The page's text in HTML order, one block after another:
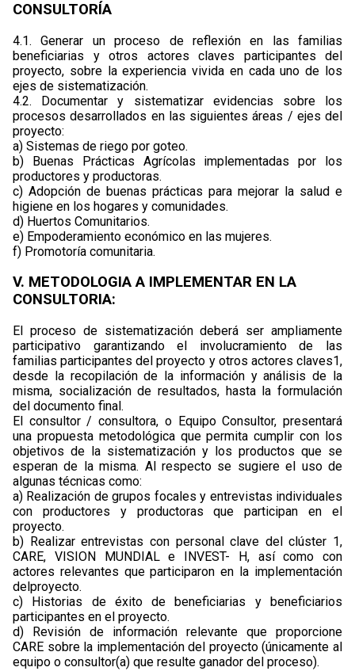
CONSULTORÍA
4.1. Generar un proceso de reflexión en las familias
beneficiarias y otros actores claves participantes del
proyecto, sobre la experiencia vivida en cada uno de los
ejes de sistematización.
4.2. Documentar y sistematizar evidencias sobre los
procesos desarrollados en las siguientes áreas / ejes del
proyecto:
a) Sistemas de riego por goteo.
b) Buenas Prácticas Agrícolas implementadas por los
productores y productoras.
c) Adopción de buenas prácticas para mejorar la salud e
higiene en los hogares y comunidades.
d) Huertos Comunitarios.
e) Empoderamiento económico en las mujeres.
f) Promotoría comunitaria.
V. METODOLOGIA A IMPLEMENTAR EN LA
CONSULTORIA:
El proceso de sistematización deberá ser ampliamente
participativo garantizando el involucramiento de las
familias participantes del proyecto y otros actores claves1,
desde la recopilación de la información y análisis de la
misma, socialización de resultados, hasta la formulación
del documento final.
El consultor / consultora, o Equipo Consultor, presentará
una propuesta metodológica que permita cumplir con los
objetivos de la sistematización y los productos que se
esperan de la misma. Al respecto se sugiere el uso de
algunas técnicas como:
a) Realización de grupos focales y entrevistas individuales
con productores y productoras que participan en el
proyecto.
b) Realizar entrevistas con personal clave del clúster 1,
CARE, VISION MUNDIAL e INVEST- H, así como con
actores relevantes que participaron en la implementación
delproyecto.
c) Historias de éxito de beneficiarias y beneficiarios
participantes en el proyecto.
d) Revisión de información relevante que proporcione
CARE sobre la implementación del proyecto (únicamente al
equipo o consultor(a) que resulte ganador del proceso).